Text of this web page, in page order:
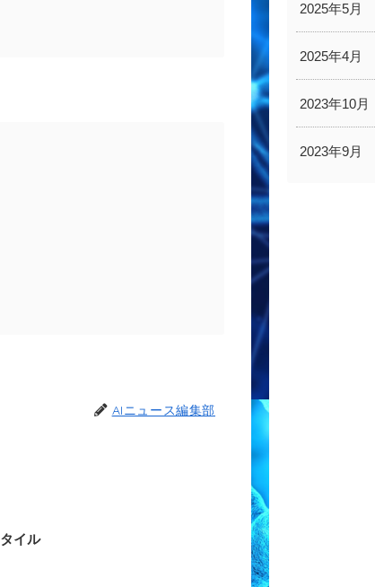
AIニュース編集部
イル
2025年5月
2025年4月
2023年10月
2023年9月